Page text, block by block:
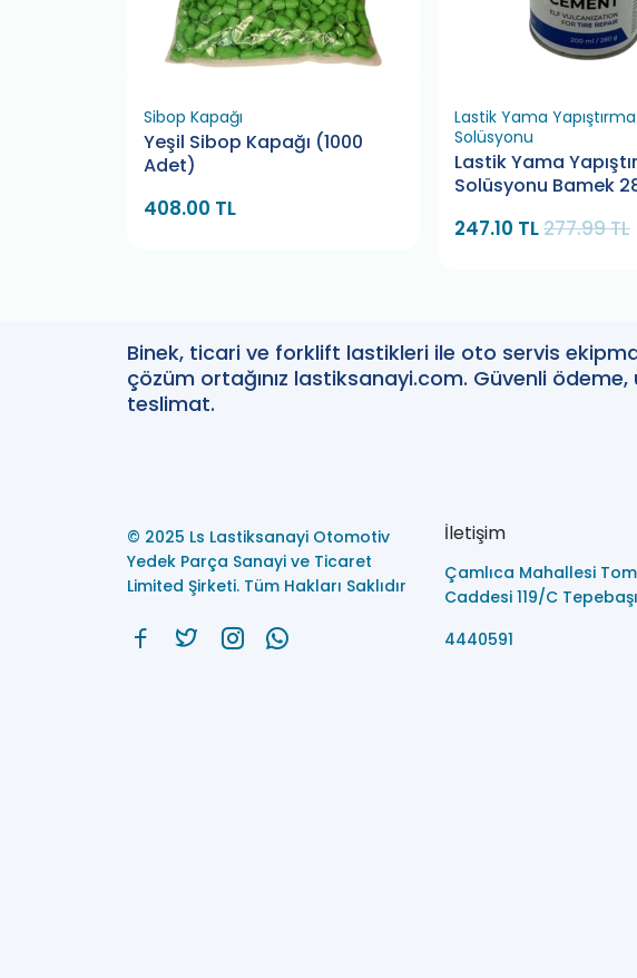
Sibop Kapağı
Yeşil Sibop Kapağı (1000
Adet)
408.00 TL
Lastik Yama Yapıştırma
Solüsyonu
Lastik Yama
Solüsyonu Bamek
247.10 TL277.99 TL
Binek, ticari ve forklift lastikleri ile oto servis
çözüm ortağınız lastiksanayi.com. Güvenli ödeme,
teslimat.
© 2025 Ls Lastiksanayi Otomotiv
Yedek Parça Sanayi ve Ticaret
Limited Şirketi. Tüm Hakları Saklıdır
İletişim
Çamlıca Mahallesi
Caddesi 119/C
4440591